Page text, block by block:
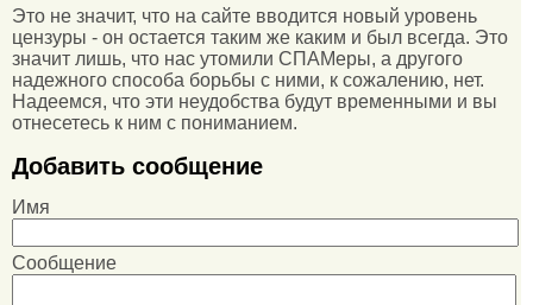
Это не значит, что на сайте вводится новый уровень
цензуры - он остается таким же каким и был всегда. Это
значит лишь, что нас утомили СПАМеры, а другого
надежного способа борьбы с ними, к сожалению, нет.
Надеемся, что эти неудобства будут временными и вы
отнесетесь к ним с пониманием.
Добавить сообщение
Имя
Сообщение